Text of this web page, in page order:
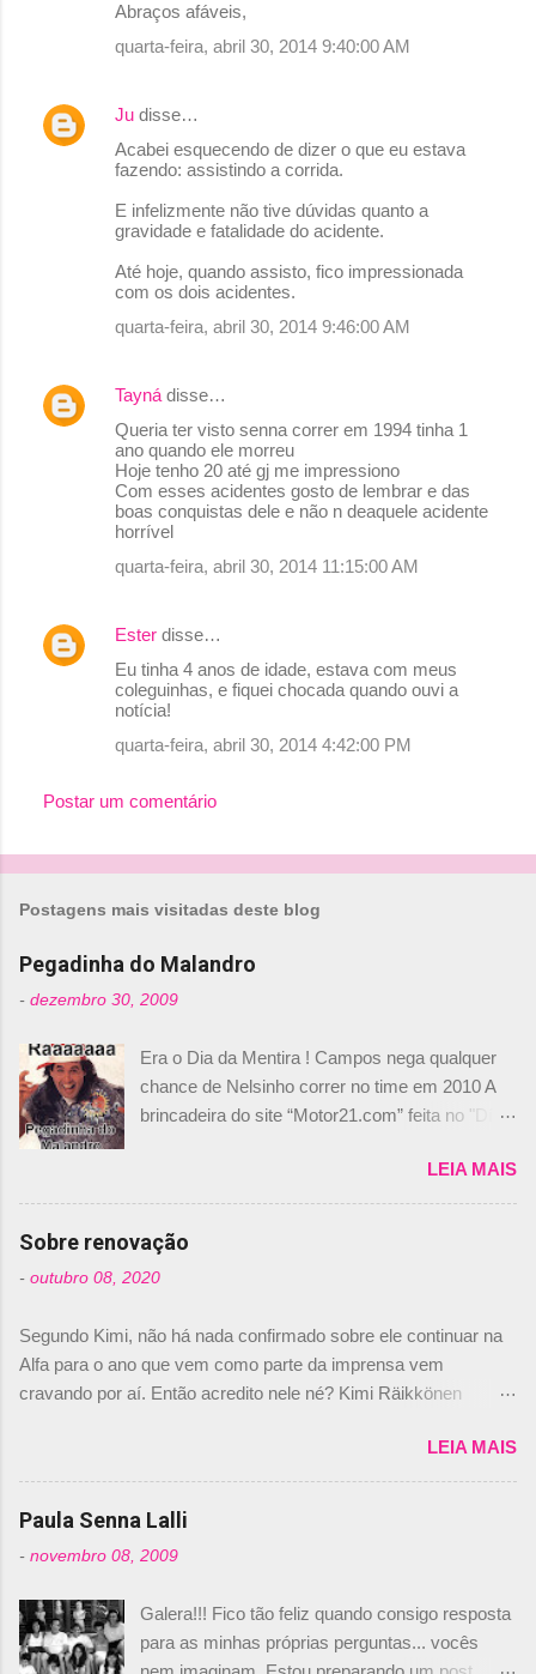
Abraços afáveis,
quarta-feira, abril 30, 2014 9:40:00 AM
Ju disse…
Acabei esquecendo de dizer o que eu estava
fazendo: assistindo a corrida.
E infelizmente não tive dúvidas quanto a
gravidade e fatalidade do acidente.
Até hoje, quando assisto, fico impressionada
com os dois acidentes.
quarta-feira, abril 30, 2014 9:46:00 AM
Tayná disse…
Queria ter visto senna correr em 1994 tinha 1
ano quando ele morreu
Hoje tenho 20 até gj me impressiono
Com esses acidentes gosto de lembrar e das
boas conquistas dele e não n deaquele acidente
horrível
quarta-feira, abril 30, 2014 11:15:00 AM
Ester disse…
Eu tinha 4 anos de idade, estava com meus
coleguinhas, e fiquei chocada quando ouvi a
notícia!
quarta-feira, abril 30, 2014 4:42:00 PM
Postar um comentário
Postagens mais visitadas deste blog
Pegadinha do Malandro
- dezembro 30, 2009
Era o Dia da Mentira ! Campos nega qualquer
chance de Nelsinho correr no time em 2010 A
brincadeira do site “Motor21.com” feita no "Día
de abril –, afirmando que Nelson Piquet havia
comprado 15% das ações da Campos, dando,
com isso, um lugar no time a Nelsinho Piquet,
foi esclarecida de uma vez por todas por
Daniele Audetto, diretor da escuderia. O
não será o companheiro de Bruno Senna em
2010. "Na verdade, nós recebemos uma oferta
de Piquet", admitiu Audetto. “Mas depois de ter
dois brasileiros”, explicou, dizendo ainda que
não tem nada contra o filho do tricampeão
Nelson Piquet. “Ele é um bom piloto, rápido e
experiente.” Audetto disse ainda que a suposta
não corresponde à realidade. “O suposto 15%
de investimento seria menor do que aquilo que
outros pilotos podem trazer: italianos, r...
LEIA MAIS
Sobre renovação
- outubro 08, 2020
Segundo Kimi, não há nada confirmado sobre ele continuar na
Alfa para o ano que vem como parte da imprensa vem
cravando por aí. Então acredito nele né? Kimi Räikkönen
truth but I’ve never had an option in my contract so that’s
should, pretty much, tell you that it’s not true." #Kimi7 #EifelGP
#AlfaRomeoRacing pic.twitter.com/77EDVn39Ia — Kimi
Romain falando sobre o fato do Iceman estar há tantos anos na
@RGrosjean ! #EifelGP 🇩🇪 #F1
pic.twitter.com/GSAu1LWnwW — Formula 1 (@F1) October 8,
LEIA MAIS
Paula Senna Lalli
- novembro 08, 2009
Galera!!! Fico tão feliz quando consigo resposta
para as minhas próprias perguntas... vocês